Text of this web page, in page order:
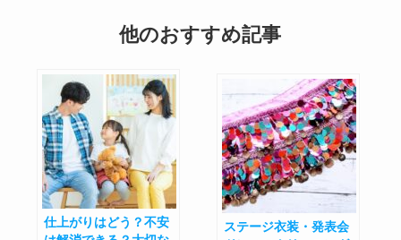
他のおすすめ記事
仕上がりはどう？不安
ステージ衣装・発表会